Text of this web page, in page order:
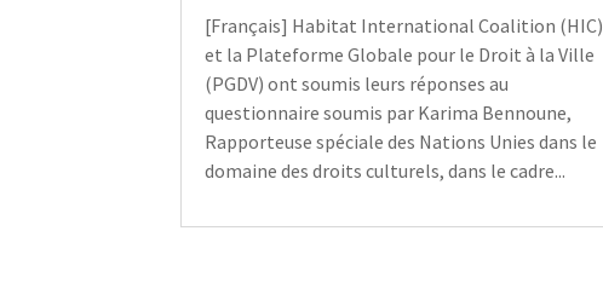
[Français] Habitat International Coalition (HIC)
et la Plateforme Globale pour le Droit à la Ville
(PGDV) ont soumis leurs réponses au
questionnaire soumis par Karima Bennoune,
Rapporteuse spéciale des Nations Unies dans le
domaine des droits culturels, dans le cadre...